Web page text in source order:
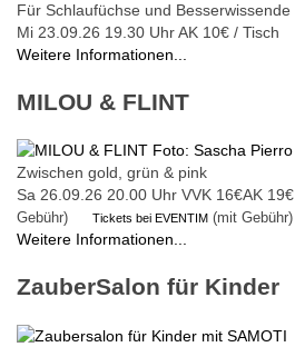
Für Schlaufüchse und Besserwissende
Mi 23.09.26 19.30 UhrAK 10€ / Tisch
Weitere Informationen...
MILOU & FLINT
Zwischen gold, grün & pink
Sa 26.09.26 20.00 Uhr VVK 16€AK 19€
Gebühr)
Tickets bei EVENTIM (mit Gebühr)
Weitere Informationen...
ZauberSalon für Kinder